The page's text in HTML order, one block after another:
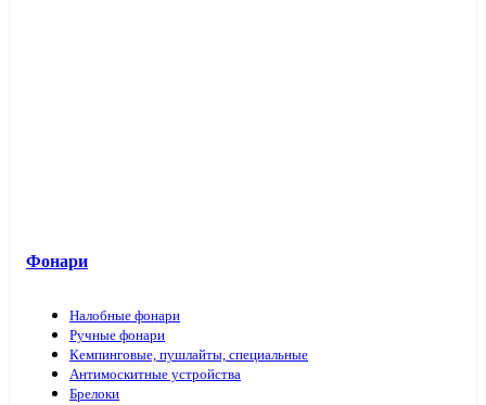
Фонари
Налобные фонари
Ручные фонари
Кемпинговые, пушлайты, специальные
Антимоскитные устройства
Брелоки